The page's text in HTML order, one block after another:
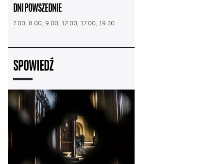
DNI POWSZEDNIE
7.00, 8.00, 9.00, 12.00, 17.00, 19.30
SPOWIEDŹ